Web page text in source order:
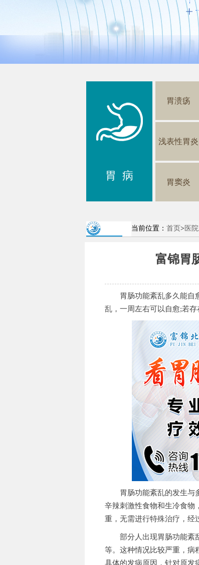
胃 病
胃溃疡
浅表性胃炎
胃窦炎
当前位置： 首页 > 医
富锦胃
胃肠功能紊乱多久能自愈
乱，一周左右可以自愈;若
胃肠功能紊乱的发生与多
辛辣刺激性食物和生冷食物
重，无需进行特殊治疗，经
部分人出现胃肠功能紊乱
等。这种情况比较严重，病
具体的发病原因，针对原发